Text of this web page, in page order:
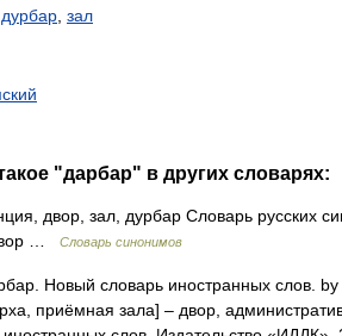
дурбар зал
"дарбар" в других словарях:
двор, зал, дурбар Словарь русских
…
Словарь синонимов
Новый словарь иностранных слов. by
приёмная зала] – двор,